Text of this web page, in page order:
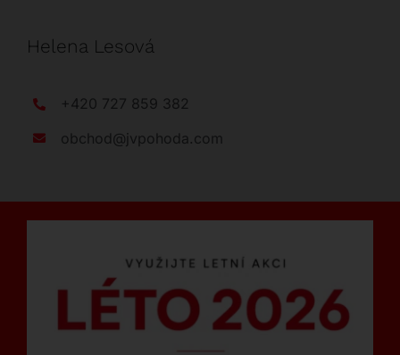
Helena Lesová
+420 727 859 382
obchod@jvpohoda.com